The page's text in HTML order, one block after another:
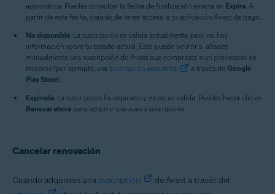
automática. Puedes consultar la fecha de finalización exacta en Expira . A
partir de esta fecha, dejarás de tener acceso a tu aplicación Avast de pago.
No disponible: La suscripción es válida actualmente, pero no hay
información sobre tu estado actual. Esto puede ocurrir si añades
manualmente una suscripción de Avast que compraste a un proveedor de
terceros (por ejemplo, una suscripción adquirida a través de Google
Play Store).
Expirada: La suscripción ha expirado y ya no es válida. Puedes hacer clic en
Renovar ahora para adquirir una nueva suscripción.
Cancelar renovación
Cuando adquieres una suscripción
de Avast a través del